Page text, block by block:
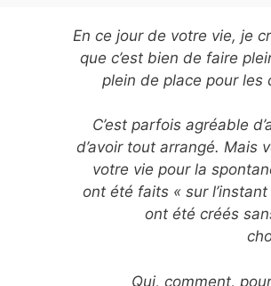
En ce jour de votre vie, je
que c’est bien de faire
plein de place pour les
C’est parfois agréable
d’avoir tout arrangé. Mais
votre vie pour la
ont été faits « sur
ont été créés
Qui, comment,